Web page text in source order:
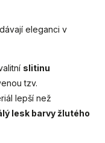
eleganci v
slitinu
tzv.
lepší než
lesk barvy žlutého